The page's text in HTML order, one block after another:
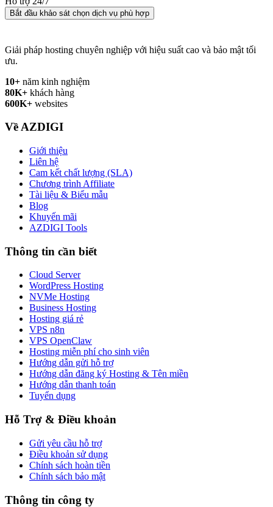
Bắt đầu khảo sát chọn dịch vụ phù hợp
Giải pháp hosting chuyên nghiệp với hiệu suất cao và bảo mật tối
ưu.
10+ năm kinh nghiệm
80K+ khách hàng
600K+ websites
Về AZDIGI
Giới thiệu
Liên hệ
Cam kết chất lượng (SLA)
Chương trình Affiliate
Tài liệu & Biểu mẫu
Blog
Khuyến mãi
AZDIGI Tools
Thông tin cần biết
Cloud Server
WordPress Hosting
NVMe Hosting
Business Hosting
Hosting giá rẻ
VPS n8n
VPS OpenClaw
Hosting miễn phí cho sinh viên
Hướng dẫn gửi hỗ trợ
Hướng dẫn đăng ký Hosting & Tên miền
Hướng dẫn thanh toán
Tuyển dụng
Hỗ Trợ & Điều khoản
Gửi yêu cầu hỗ trợ
Điều khoản sử dụng
Chính sách hoàn tiền
Chính sách bảo mật
Thông tin công ty